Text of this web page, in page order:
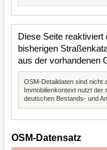
Diese Seite
bisherigen
aus der vorhandenen
OSM-Detaildaten sind nicht
Immobilienkontext nutzt
deutschen Bestands- und
OSM-Datensatz